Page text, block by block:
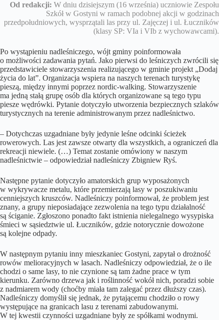
Od redakcji: W dniu dzisiejszym (16 września) uczniowie Zespołu
Szkół w Gostyni w ramach podobnej akcji w godzinach
przedpołudniowych, wysprzątali las przy ul. Zajęczej i ul. Łuczników
(klasy SP: VIa i VIb z wychowawcami).
Po wystąpieniu nadleśniczego, wójt gminy poinformowała
o możliwości zadawania pytań. Jako pierwsi do leśniczych zwrócili się
przedstawiciele stowarzyszenia realizującego w gminie projekt „Dodaj
życia do lat”. Organizacja wspiera na naszych terenach turystykę
pieszą, między innymi poprzez nordic-walking. Stowarzyszenie
ma jedną stałą grupę osób dla których organizowane są tego typu
piesze wędrówki. Pytanie dotyczyło utworzenia bezpiecznych szlaków
turystycznych na terenie administrowanym przez nadleśnictwo.
– Dotychczas uzgadniane były jedynie leśne odcinki ścieżek
rowerowych. Las jest zawsze otwarty dla wszystkich, a ograniczeń dla
rekreacji niewiele. (…) Temat zostanie omówiony w naszym
nadleśnictwie – odpowiedział nadleśniczy Zbigniew Ryś.
Następne pytanie dotyczyło amatorskich grup wyposażonych
w wykrywacze metalu, które przemierzają lasy w poszukiwaniu
cenniejszych kruszców. Nadleśniczy poinformował, że problem jest
znany, a grupy nieposiadające zezwolenia na tego typu działalność
są ściganie. Zgłoszono ponadto fakt istnienia nielegalnego wysypiska
śmieci w sąsiedztwie ul. Łuczników, gdzie notorycznie dowożone
są kolejne odpady.
W następnym pytaniu inny mieszkaniec Gostyni, zapytał o drożność
rowów melioracyjnych w lasach. Nadleśniczy odpowiedział, że o ile
chodzi o same lasy, to nie czynione są tam żadne prace w tym
kierunku. Zarówno drzewa jak i roślinność wokół nich, poradzi sobie
z nadmiarem wody (choćby miała tam zalegać przez dłuższy czas).
Nadleśniczy domyślił się jednak, że pytającemu chodziło o rowy
występujące na granicach lasu z terenami zabudowanymi.
W tej kwestii czynności uzgadniane były ze spółkami wodnymi.